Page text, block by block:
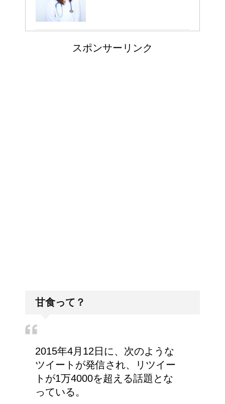
点滴でできたむくみを簡単に解
大学の成績の評価での
スポンサーリンク
甘食って？
2015年4月12日に、次のような
ツイートが発信され、リツイー
トが1万4000を超える話題とな
っている。